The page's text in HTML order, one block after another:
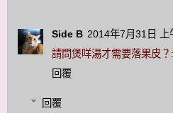
Side B 2014年7月31日 上
請問煲咩湯才需要落果皮？
回覆
回覆